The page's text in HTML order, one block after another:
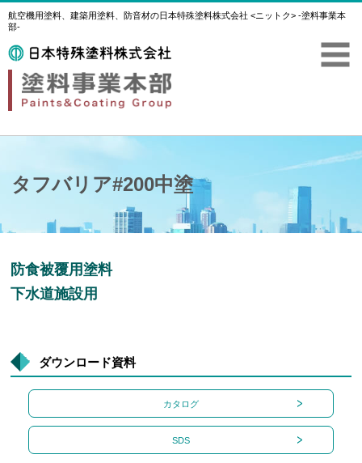
航空機用塗料、建築用塗料、防音材の日本特殊塗料株式会社 <ニットク> -塗料事業本
部-
タフバリア#200中塗
防食被覆用塗料
下水道施設用
ダウンロード資料
カタログ
SDS